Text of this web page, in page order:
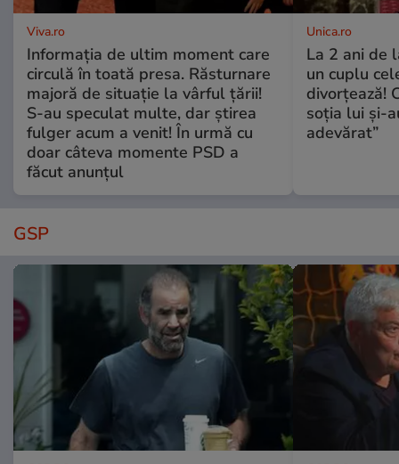
Viva.ro
Informația de ultim moment care
circulă în toată presa. Răsturnare
majoră de situație la vârful țării!
S-au speculat multe, dar știrea
fulger acum a venit! În urmă cu
doar câteva momente PSD a
făcut anunțul
Unica.ro
La 2 ani de
un cuplu
divorțează!
soția lui și-
adevărat”
GSP